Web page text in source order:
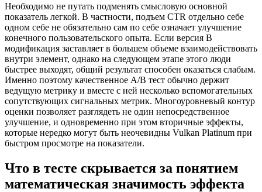
Необходимо не путать подменять смысловую основной
показатель легкой. В частности, подъем CTR отдельно себе
одном себе не обязательно сам по себе означает улучшение
конечного пользовательского опыта. Если версия B
модификация заставляет в большем объеме взаимодействовать
внутри элемент, однако на следующем этапе этого люди
быстрее выходят, общий результат способен оказаться слабым.
Именно поэтому качественное A/B тест обычно держит
ведущую метрику и вместе с ней несколько вспомогательных
сопутствующих сигнальных метрик. Многоуровневый контур
оценки позволяет разглядеть не один непосредственное
улучшение, и одновременно при этом вторичные эффекты,
которые нередко могут быть неочевидны Vulkan Platinum при
быстром просмотре на показатели.
Что в тесте скрывается за понятием
математическая значимость эффекта